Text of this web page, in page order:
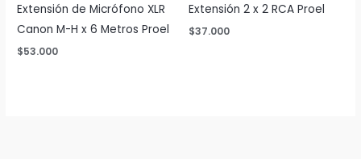
Extensión de Micrófono XLR
Canon M-H x 6 Metros Proel
$53.000
Extensión 2 x 2 RCA Proel
$37.000